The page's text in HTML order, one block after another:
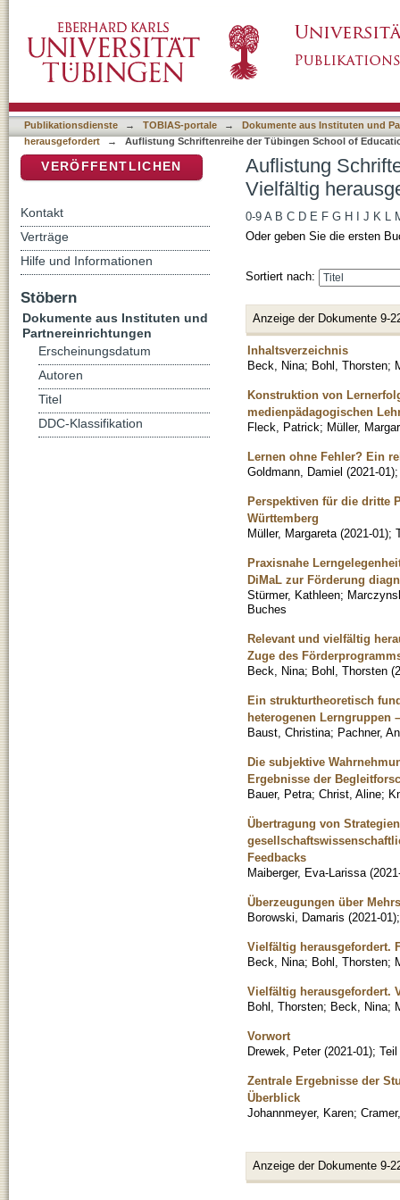
nach Titel
Publikationsdienste → TOBIAS-portale →
Dokumente aus Instituten und
herausgefordert
→ Auflistung Schriftenreihe der Tübingen School of
Auflistung
Vielfältig
0-9 A B C D E F G H J K L
Oder geben Sie die ersten
Sortiert nach:
Anzeige der Dokumente 9-
Inhaltsverzeichnis
Beck, Nina; Bohl, Thorsten;
Konstruktion von
medienpädagogischen
Fleck, Patrick; Müller,
Lernen ohne Fehler? Ein
Goldmann, Damiel (2021-01)
Perspektiven für die dritte
Württemberg
Müller, Margareta (2021-01);
Praxisnahe
DiMaL zur Förderung
Stürmer, Kathleen;
Buches
Relevant und vielfältig
Zuge des
Beck, Nina; Bohl, Thorsten (
Ein strukturtheoretisch
heterogenen Lerngruppen
Baust, Christina; Pachner,
Die subjektive
Ergebnisse der
Bauer, Petra; Christ, Aline;
Übertragung von
Feedbacks
Maiberger, Eva-Larissa (
Überzeugungen über
Borowski, Damaris (2021-01)
Vielfältig herausgefordert.
Beck, Nina; Bohl, Thorsten;
Vielfältig herausgefordert.
Bohl, Thorsten; Beck, Nina;
Vorwort
Drewek, Peter (2021-01);
Zentrale Ergebnisse der
Überblick
Johannmeyer, Karen;
Anzeige der Dokumente 9-
VERÖFFENTLICHEN
Kontakt
Verträge
Hilfe und Informationen
Stöbern
Dokumente aus Instituten und
Partnereinrichtungen
Erscheinungsdatum
Autoren
Titel
DDC-Klassifikation